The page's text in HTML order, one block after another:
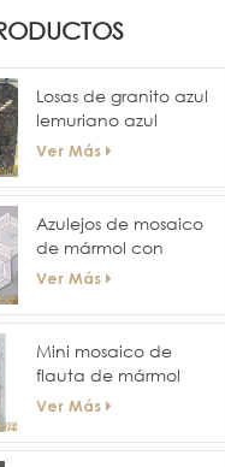
Losas de granito azul
lemuriano azul
labradorita
Ver Más
Azulejos de mosaico
de mármol con
forma de panal
hexagonal para
paredes y pisos de
hoteles
Ver Más
Mini mosaico de
flauta de mármol
estriado curvo
Ver Más